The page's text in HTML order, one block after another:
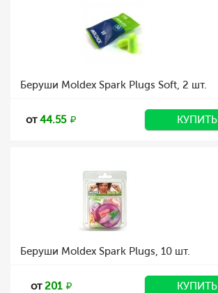
Беруши Moldex Spark Plugs Soft, 2 шт.
от44.55 КУПИТЬ
Беруши Moldex Spark Plugs, 10 шт.
от201 КУПИТЬ